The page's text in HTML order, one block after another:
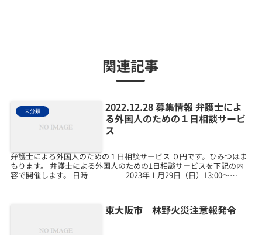
関連記事
未分類
2022.12.28 募集情報 弁護士によ
る外国人のための１日相談サービ
ス
弁護士による外国人のための１日相談サービス ０円です。ひみつはま
もります。 弁護士による外国人のための1日相談サービスを下記の内
容で開催します。 日時 2023年１月29日（日）13:00～
東大阪市 林野火災注意報発令